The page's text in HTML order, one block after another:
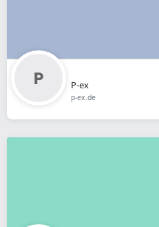
P-ex
p-ex.de